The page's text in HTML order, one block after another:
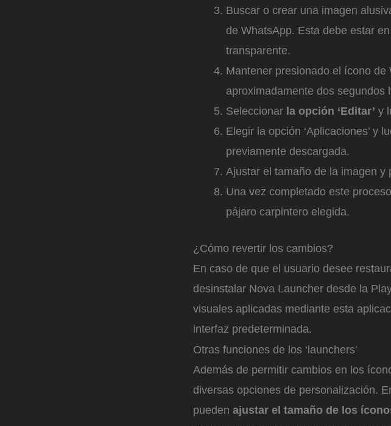
Buscar o crear una imagen
de WhatsApp. Esta debe estar
transparente.
Mantener presionado el ícono
aproximadamente dos segundos
Seleccionar la opción ‘Editar’ y
Elegir la opción ‘Aplicaciones’ y
previamente descargada.
Ajustar el tamaño de la imagen y
Una vez completado este
pájaro carpintero elegida.
¿Cómo revertir los cambios?
En caso de que el usuario desee
desinstalar Nova Launcher desde la
visuales aplicadas mediante esta
interfaz predeterminada.
Otras funciones de los ‘launchers’
Además de permitir cambios en los
diversas opciones de personalización.
pueden ajustar el tamaño de los